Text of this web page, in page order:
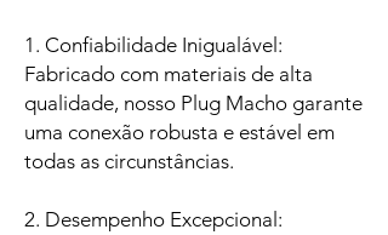
1. Confiabilidade Inigualável:
Fabricado com materiais de alta
qualidade, nosso Plug Macho garante
uma conexão robusta e estável em
todas as circunstâncias.
2. Desempenho Excepcional: